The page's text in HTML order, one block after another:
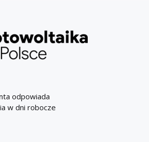
odpowiada
w dni robocze